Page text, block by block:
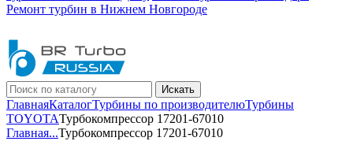
Ремонт турбин в Нижнем Новгороде
Искать
ГлавнаяКаталогТурбины по производителюТурбины
TOYOTAТурбокомпрессор 17201-67010
Главная...Турбокомпрессор 17201-67010